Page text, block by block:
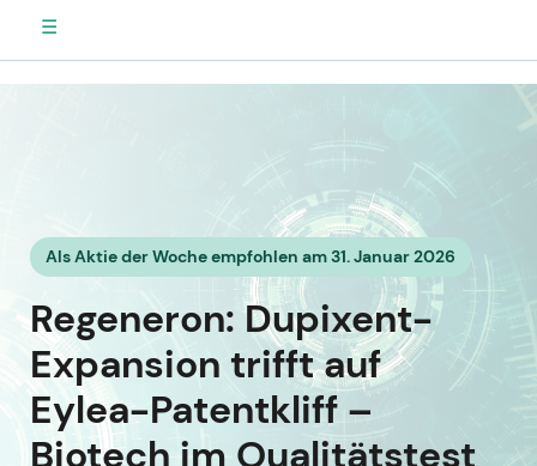
☰
Als Aktie der Woche empfohlen am 31. Januar 2026
Regeneron: Dupixent-
Expansion trifft auf
Eylea-Patentkliff –
Biotech im Qualitätstest